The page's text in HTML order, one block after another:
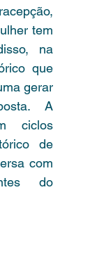
tem
na
que
gerar
A
ciclos
de
com
do